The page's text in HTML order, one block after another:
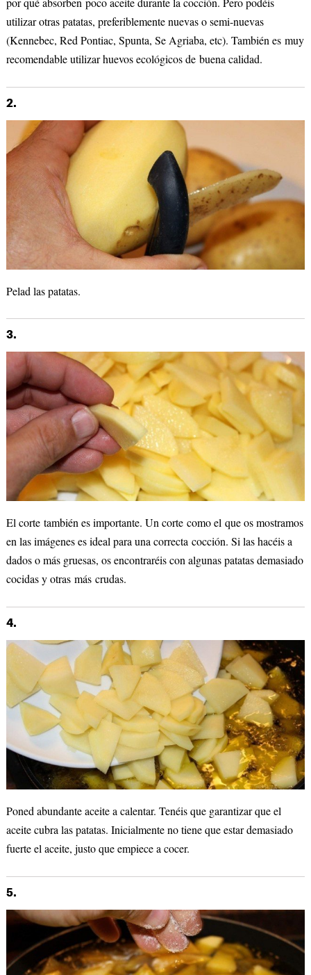
utilizar otras patatas, preferiblemente nuevas o semi-nuevas
(Kennebec, Red Pontiac, Spunta, Se Agriaba, etc). También es muy
recomendable utilizar huevos ecológicos de buena calidad.
2.
Pelad las patatas.
3.
El corte también es importante. Un corte como el que os mostramos
en las imágenes es ideal para una correcta cocción. Si las hacéis a
dados o más gruesas, os encontraréis con algunas patatas demasiado
cocidas y otras más crudas.
4.
Poned abundante aceite a calentar. Tenéis que garantizar que el
aceite cubra las patatas. Inicialmente no tiene que estar demasiado
fuerte el aceite, justo que empiece a cocer.
5.